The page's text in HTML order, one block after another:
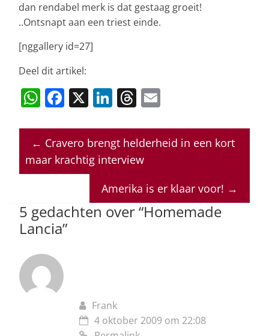
dan rendabel merk is dat gestaag groeit!
..Ontsnapt aan een triest einde.
[nggallery id=27]
Deel dit artikel:
W
at
s
A
p
F
c
e
b
o
k
X Li
k
e
n
T
re
a
s
ai
l
← Cravero brengt helderheid in een kort
maar krachtig interview
Amerika is er klaar voor! →
5 gedachten over “Homemade
Lancia”
Frank
4 oktober 2009 om 22:08